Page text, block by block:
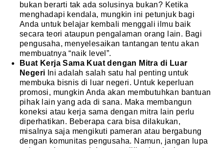
bukan berarti tak ada solusinya bukan? Ketika
menghadapi kendala, mungkin ini petunjuk bagi
Anda untuk belajar kembali menggali ilmu baik
secara teori ataupun pengalaman orang lain. Bagi
pengusaha, menyelesaikan tantangan tentu akan
membuatnya “naik level”.
Buat Kerja Sama Kuat dengan Mitra di Luar
Negeri Ini adalah salah satu hal penting untuk
membuka bisnis di luar negeri. Untuk keperluan
promosi, mungkin Anda akan membutuhkan bantuan
pihak lain yang ada di sana. Maka membangun
koneksi atau kerja sama dengan mitra lain perlu
diperhatikan. Beberapa cara bisa dilakukan,
misalnya saja mengikuti pameran atau bergabung
dengan komunitas pengusaha. Namun, jangan lupa